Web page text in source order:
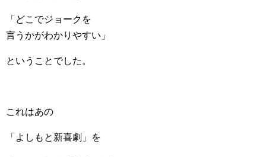
「どこでジョークを
言うかがわかりやすい」
ということでした。
これはあの
「よしもと新喜劇」を